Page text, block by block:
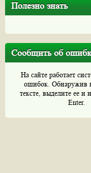
Полезно знать
Сообщить об
На сайте работает
ошибок. Обнаружив
тексте, выделите ее и
Enter.